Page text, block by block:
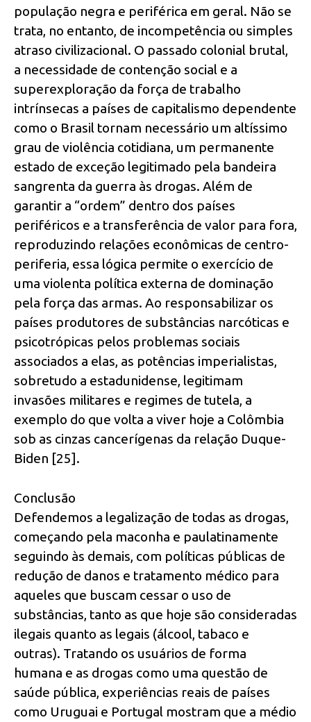
população negra e periférica em geral. Não se
trata, no entanto, de incompetência ou simples
atraso civilizacional. O passado colonial brutal,
a necessidade de contenção social e a
superexploração da força de trabalho
intrínsecas a países de capitalismo dependente
como o Brasil tornam necessário um altíssimo
grau de violência cotidiana, um permanente
estado de exceção legitimado pela bandeira
sangrenta da guerra às drogas. Além de
garantir a “ordem” dentro dos países
periféricos e a transferência de valor para fora,
reproduzindo relações econômicas de centro-
periferia, essa lógica permite o exercício de
uma violenta política externa de dominação
pela força das armas. Ao responsabilizar os
países produtores de substâncias narcóticas e
psicotrópicas pelos problemas sociais
associados a elas, as potências imperialistas,
sobretudo a estadunidense, legitimam
invasões militares e regimes de tutela, a
exemplo do que volta a viver hoje a Colômbia
sob as cinzas cancerígenas da relação Duque-
Biden [25].
Conclusão
Defendemos a legalização de todas as drogas,
começando pela maconha e paulatinamente
seguindo às demais, com políticas públicas de
redução de danos e tratamento médico para
aqueles que buscam cessar o uso de
substâncias, tanto as que hoje são consideradas
ilegais quanto as legais (álcool, tabaco e
outras). Tratando os usuários de forma
humana e as drogas como uma questão de
saúde pública, experiências reais de países
como Uruguai e Portugal mostram que a médio